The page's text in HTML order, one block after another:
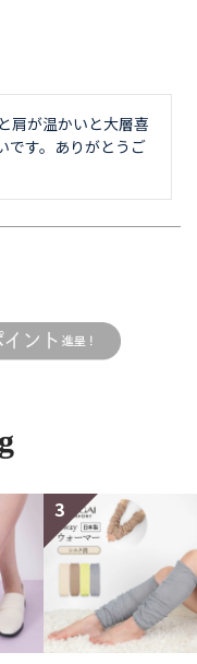
肩が温かいと大層喜
です。ありがとうご